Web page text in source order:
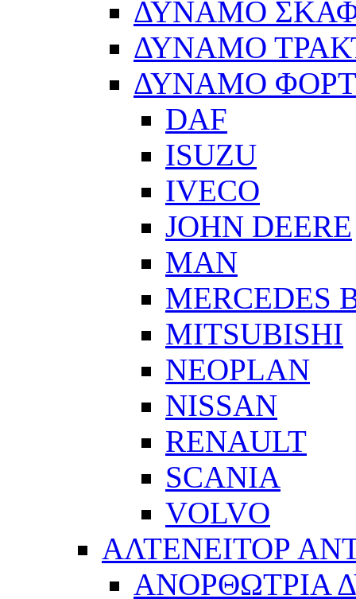
ΔΥΝΑΜΟ
ΔΥΝΑΜΟ
ΔΥΝΑΜΟ
DAF
ISUZU
IVECO
JOHN DEERE
MAN
MERCEDES
MITSUBISHI
NEOPLAN
NISSAN
RENAULT
SCANIA
VOLVO
ΑΛΤΕΝΕΙΤΟΡ
ΑΝΟΡΘΩΤΡΙΑ